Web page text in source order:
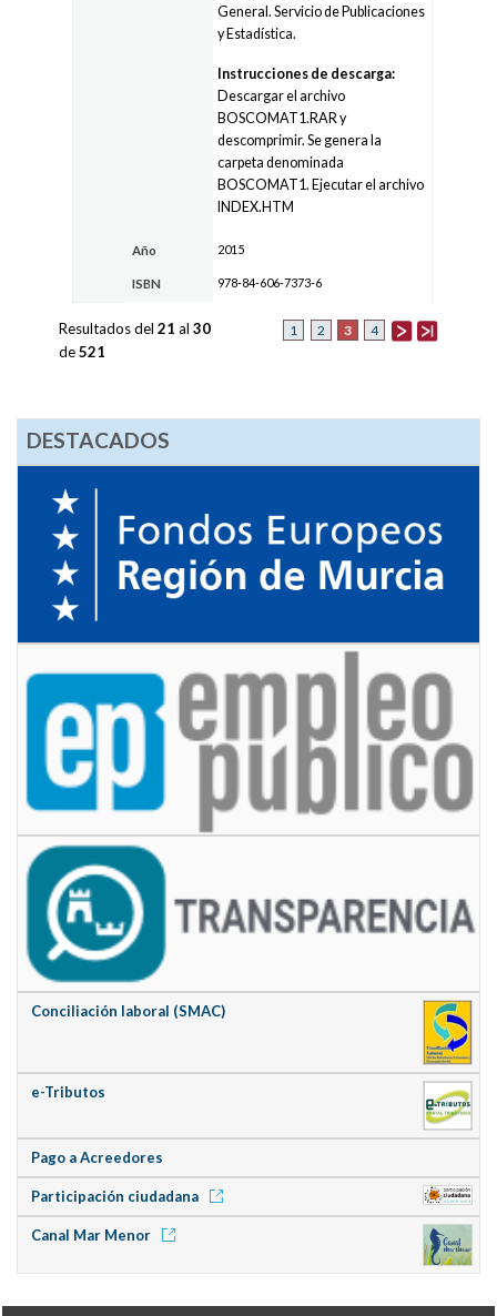
General. Servicio de Publicaciones
y Estadística.
Instrucciones de descarga:
Descargar el archivo
BOSCOMAT1.RAR y
descomprimir. Se genera la
carpeta denominada
BOSCOMAT1. Ejecutar el archivo
INDEX.HTM
Año 2015
ISBN 978-84-606-7373-6
1 2 3 4
Resultados del21 al30
de521
DESTACADOS
Conciliación laboral (SMAC)
e-Tributos
Pago a Acreedores
Participación ciudadana
Canal Mar Menor